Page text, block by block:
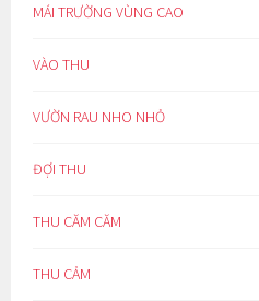
MÁI TRƯỜNG VÙNG CAO
VÀO THU
VƯỜN RAU NHO NHỎ
ĐỢI THU
THU CĂM CĂM
THU CẢM